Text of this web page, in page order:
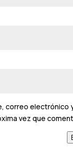
correo electrónico
vez que